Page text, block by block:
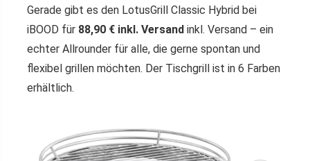
Gerade gibt es den LotusGrill Classic Hybrid bei
iBOOD für 88,90 € inkl. Versand inkl. Versand – ein
echter Allrounder für alle, die gerne spontan und
flexibel grillen möchten. Der Tischgrill ist in 6 Farben
erhältlich.